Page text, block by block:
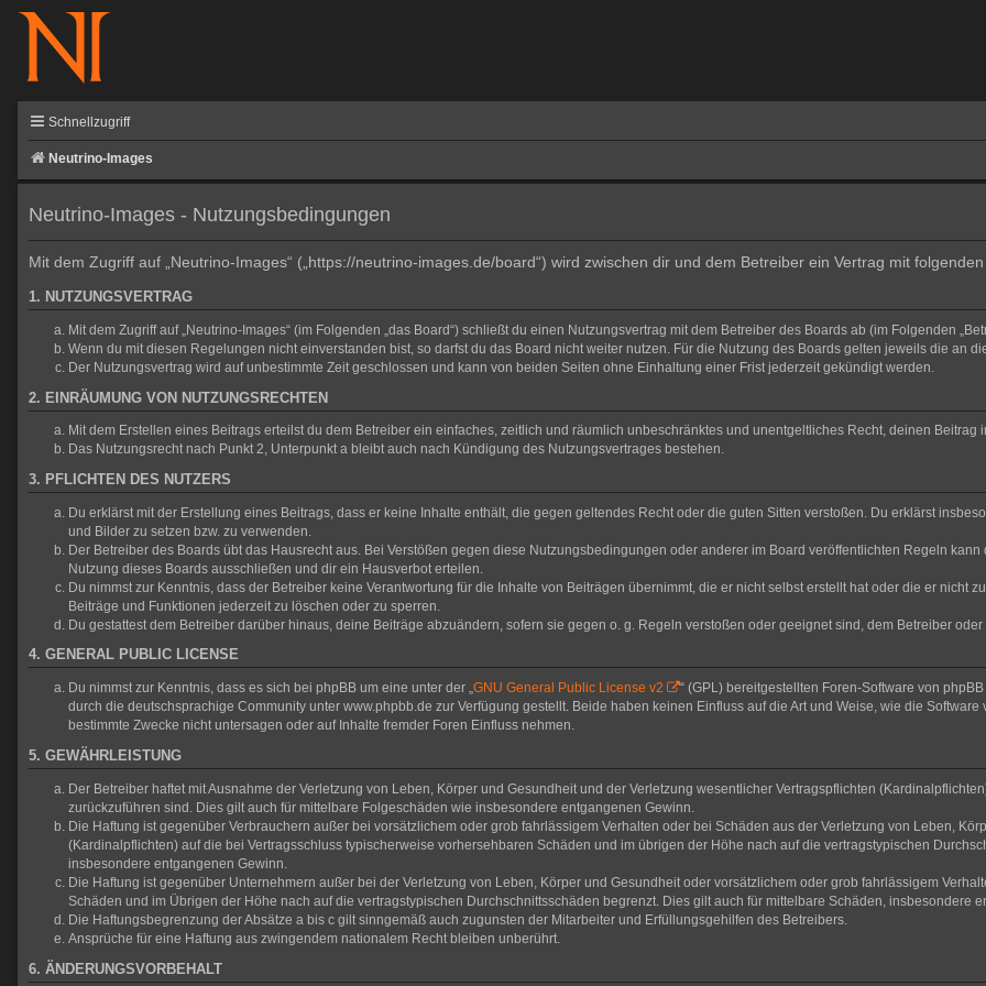
Schnellzugriff
Neutrino-Images
Neutrino-Images - Nutzungsbedingungen
Mit dem Zugriff auf „Neutrino-Images“ („https://neutrino-images.de/board“) wird zwischen dir und dem Betreiber ein Vertrag mit
1. NUTZUNGSVERTRAG
Mit dem Zugriff auf „Neutrino-Images“ (im Folgenden „das Board“) schließt du einen Nutzungsvertrag mit dem Betreiber des Boards ab (im Folgenden
Wenn du mit diesen Regelungen nicht einverstanden bist, so darfst du das Board nicht weiter nutzen. Für die Nutzung des Boards gelten jeweils die an
Der Nutzungsvertrag wird auf unbestimmte Zeit geschlossen und kann von beiden Seiten ohne Einhaltung einer Frist jederzeit gekündigt werden.
2. EINRÄUMUNG VON NUTZUNGSRECHTEN
Mit dem Erstellen eines Beitrags erteilst du dem Betreiber ein einfaches, zeitlich und räumlich unbeschränktes und unentgeltliches Recht, deinen Beitrag
Das Nutzungsrecht nach Punkt 2, Unterpunkt a bleibt auch nach Kündigung des Nutzungsvertrages bestehen.
3. PFLICHTEN DES NUTZERS
Du erklärst mit der Erstellung eines Beitrags, dass er keine Inhalte enthält, die gegen geltendes Recht oder die guten Sitten verstoßen. Du erklärst
und Bilder zu setzen bzw. zu verwenden.
Der Betreiber des Boards übt das Hausrecht aus. Bei Verstößen gegen diese Nutzungsbedingungen oder anderer im Board veröffentlichten Regeln
Nutzung dieses Boards ausschließen und dir ein Hausverbot erteilen.
Du nimmst zur Kenntnis, dass der Betreiber keine Verantwortung für die Inhalte von Beiträgen übernimmt, die er nicht selbst erstellt hat oder die er nicht
Beiträge und Funktionen jederzeit zu löschen oder zu sperren.
Du gestattest dem Betreiber darüber hinaus, deine Beiträge abzuändern, sofern sie gegen o. g. Regeln verstoßen oder geeignet sind, dem Betreiber
4. GENERAL PUBLIC LICENSE
Du nimmst zur Kenntnis, dass es sich bei phpBB um eine unter der „GNU General Public License v2
“ (GPL) bereitgestellten Foren-Software von
durch die deutschsprachige Community unter www.phpbb.de zur Verfügung gestellt. Beide haben keinen Einfluss auf die Art und Weise, wie die
bestimmte Zwecke nicht untersagen oder auf Inhalte fremder Foren Einfluss nehmen.
5. GEWÄHRLEISTUNG
Der Betreiber haftet mit Ausnahme der Verletzung von Leben, Körper und Gesundheit und der Verletzung wesentlicher Vertragspflichten
zurückzuführen sind. Dies gilt auch für mittelbare Folgeschäden wie insbesondere entgangenen Gewinn.
Die Haftung ist gegenüber Verbrauchern außer bei vorsätzlichem oder grob fahrlässigem Verhalten oder bei Schäden aus der Verletzung von Leben,
(Kardinalpflichten) auf die bei Vertragsschluss typischerweise vorhersehbaren Schäden und im übrigen der Höhe nach auf die vertragstypischen
insbesondere entgangenen Gewinn.
Die Haftung ist gegenüber Unternehmern außer bei der Verletzung von Leben, Körper und Gesundheit oder vorsätzlichem oder grob fahrlässigem
Schäden und im Übrigen der Höhe nach auf die vertragstypischen Durchschnittsschäden begrenzt. Dies gilt auch für mittelbare Schäden, insbesondere
Die Haftungsbegrenzung der Absätze a bis c gilt sinngemäß auch zugunsten der Mitarbeiter und Erfüllungsgehilfen des Betreibers.
Ansprüche für eine Haftung aus zwingendem nationalem Recht bleiben unberührt.
6. ÄNDERUNGSVORBEHALT